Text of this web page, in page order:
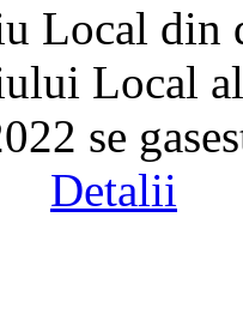
Local din
Local
se
Detalii